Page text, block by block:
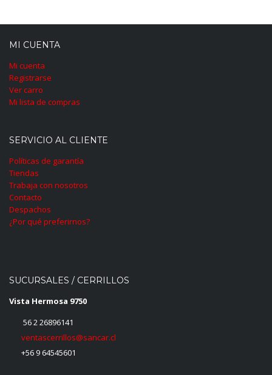
MI CUENTA
Mi cuenta
Registrarse
Ver carro
Mi lista de compras
SERVICIO AL CLIENTE
Políticas de garantía
Tiendas
Trabaja con nosotros
Contacto
Despachos
¿Por qué preferirnos?
SUCURSALES / CERRILLOS
Vista Hermosa 9750
56 2 26896141
ventascerrillos@sancar.cl
+56 9 64545601